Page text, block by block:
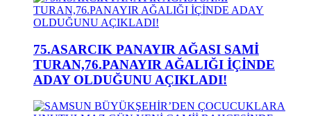
75.ASARCIK PANAYIR AĞASI SAMİ
TURAN,76.PANAYIR AĞALIĞI İÇİNDE
ADAY OLDUĞUNU AÇIKLADI!